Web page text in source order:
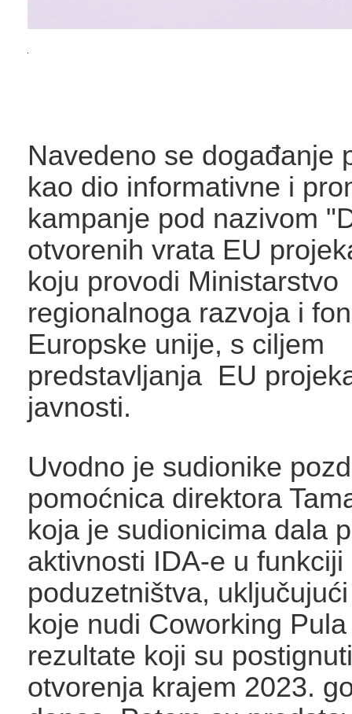
Navedeno se događanje
kao dio informativne i
kampanje pod nazivom
otvorenih vrata EU
koju provodi Ministarstvo
regionalnoga razvoja i
Europske unije, s ciljem
predstavljanja EU
javnosti.
Uvodno je sudionike
pomoćnica direktora
koja je sudionicima dala
aktivnosti IDA-e u funkciji
poduzetništva,
koje nudi Coworking
rezultate koji su
otvorenja krajem 2023.